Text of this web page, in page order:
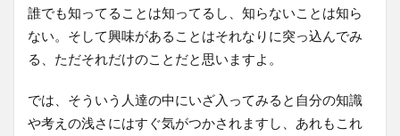
誰でも知ってることは知ってるし、知らないことは知ら
ない。そして興味があることはそれなりに突っ込んでみ
る、ただそれだけのことだと思いますよ。
では、そういう人達の中にいざ入ってみると自分の知識
や考えの浅さにはすぐ気がつかされますし、あれもこれ